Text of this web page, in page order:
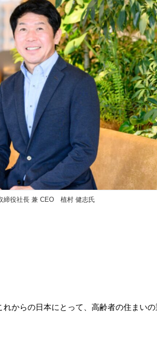
締役社長 兼 CEO 植村 健志氏
からの日本にとって、高齢者の住まい